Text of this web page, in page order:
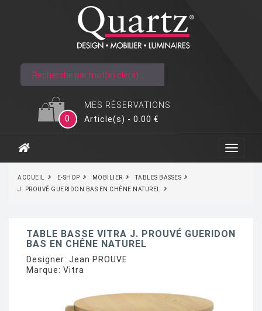
MES RÉSERVATIONS
0
Article(s) - 0.00 €
ACCUEIL E-SHOP MOBILIER
TABLES BASSES
J. PROUVÉ GUERIDON BAS EN CHÊNE NATUREL
TABLE BASSE VITRA J. PROUVÉ GUERIDON
BAS EN CHÊNE NATUREL
Designer: Jean PROUVE
Marque: Vitra